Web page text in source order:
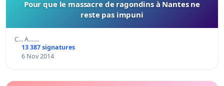
Pour que le massacre de ragondins à Nantes ne
reste pas impuni
C... A.......
13 387 signatures
6 Nov 2014